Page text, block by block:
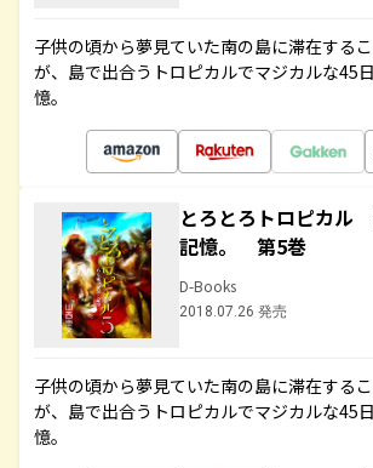
子供の頃から夢見ていた南の島に滞在する
が、島で出合うトロピカルでマジカルな45
憶。
とろとろトロピカル
記憶。 第5巻
D-Books
2018.07.26 発売
子供の頃から夢見ていた南の島に滞在する
が、島で出合うトロピカルでマジカルな45
憶。